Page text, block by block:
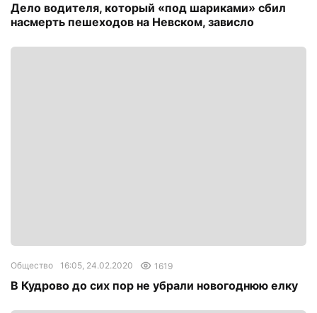
Дело водителя, который «под шариками» сбил
насмерть пешеходов на Невском, зависло
Общество 16:05, 24.02.2020 1619
В Кудрово до сих пор не убрали новогоднюю елку